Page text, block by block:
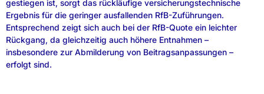
gestiegen ist, sorgt das rückläufige versicherungstechnische
Ergebnis für die geringer ausfallenden RfB-Zuführungen.
Entsprechend zeigt sich auch bei der RfB-Quote ein leichter
Rückgang, da gleichzeitig auch höhere Entnahmen –
insbesondere zur Abmilderung von Beitragsanpassungen –
erfolgt sind.